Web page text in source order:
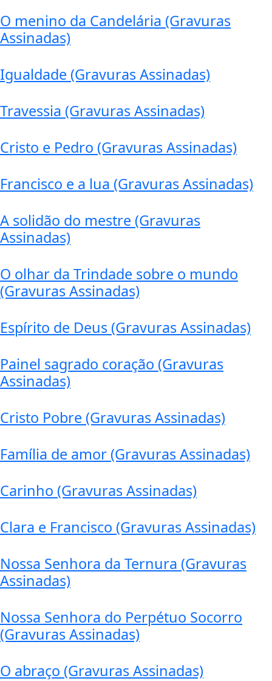
O menino da Candelária (Gravuras
Assinadas)
Igualdade (Gravuras Assinadas)
Travessia (Gravuras Assinadas)
Cristo e Pedro (Gravuras Assinadas)
Francisco e a lua (Gravuras Assinadas)
A solidão do mestre (Gravuras
Assinadas)
O olhar da Trindade sobre o mundo
(Gravuras Assinadas)
Espírito de Deus (Gravuras Assinadas)
Painel sagrado coração (Gravuras
Assinadas)
Cristo Pobre (Gravuras Assinadas)
Família de amor (Gravuras Assinadas)
Carinho (Gravuras Assinadas)
Clara e Francisco (Gravuras Assinadas)
Nossa Senhora da Ternura (Gravuras
Assinadas)
Nossa Senhora do Perpétuo Socorro
(Gravuras Assinadas)
O abraço (Gravuras Assinadas)